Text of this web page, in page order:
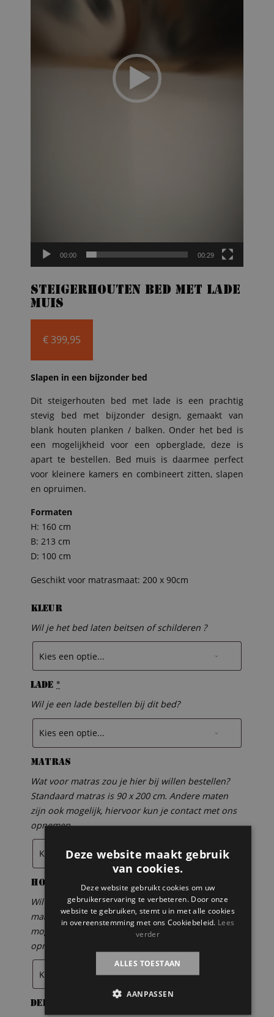
00:00 00:29
Steigerhouten bed met lade
muis
€399,95
Slapen in een bijzonder bed
Dit steigerhouten bed met lade is een prachtig
stevig bed met bijzonder design, gemaakt van
blank houten planken / balken. Onder het bed is
een mogelijkheid voor een opberglade, deze is
apart te bestellen. Bed muis is daarmee perfect
voor kleinere kamers en combineert zitten, slapen
en opruimen.
Formaten
H: 160 cm
B: 213 cm
D: 100 cm
Geschikt voor matrasmaat: 200 x 90cm
Kleur
Wil je het bed laten beitsen of schilderen ?
Lade *
Wil je een lade bestellen bij dit bed?
Matras
Wat voor matras zou je hier bij willen bestellen?
Standaard matras is 90 x 200 cm. Andere maten
zijn ook mogelijk, hiervoor kun je contact met ons
opnemen.
Houten lattenbodem
Wil je er een lattenbodem bij bestellen? Standaard
maat is 90 x 200 cm. Andere maten zijn ook
mogelijk, hiervoor kun je contact met ons
opnemen.
Dekbedden
Deze website maakt gebruik
van cookies.
Deze website gebruikt cookies om uw
gebruikerservaring te verbeteren. Door onze
website te gebruiken, stemt u in met alle cookies
in overeenstemming met ons Cookiebeleid. Lees
verder
ALLES TOESTAAN
AANPASSEN